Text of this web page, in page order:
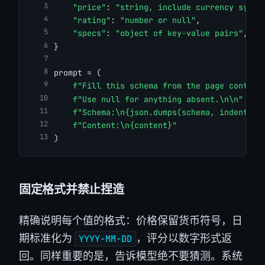
"price" :
"string, include currency
"rating" : "number or null" ,
"specs" : "object of key-value pairs" ,
}
prompt = (
f"Fill this schema from the page
f"Use null for anything absent.\n\n"
f"Schema:\n{json.dumps(schema,
f"Content:\n{content}"
)
固定格式并禁止捏造
精确说明每个值的格式：价格保留货币符号，日
期标准化为 YYYY-MM-DD ，评分以数字形式返
回。同样重要的是，告诉模型绝不要猜测。系统